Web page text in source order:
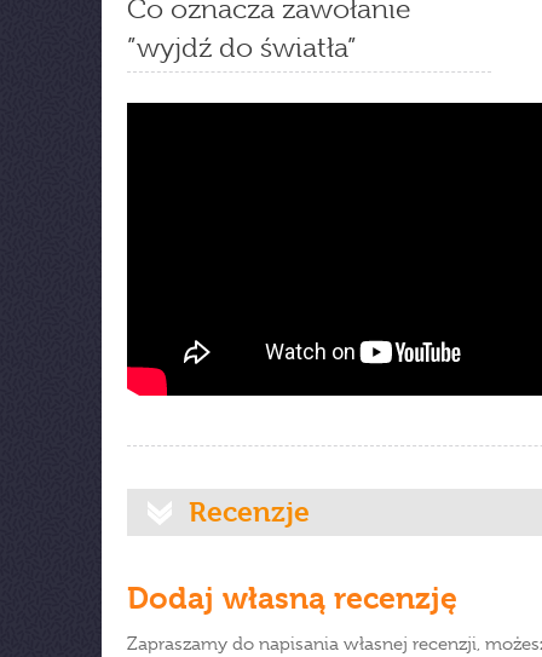
Co oznacza zawołanie
”wyjdź do światła”
Recenzje
Dodaj własną recenzję
Zapraszamy do napisania własnej recenzji,